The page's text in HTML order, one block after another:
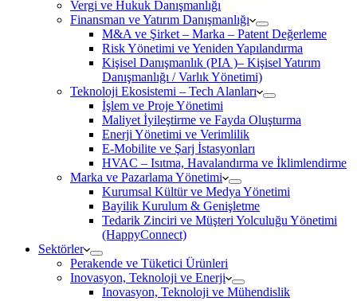
Vergi ve Hukuk Danışmanlığı
Finansman ve Yatırım Danışmanlığı
M&A ve Şirket – Marka – Patent Değerleme
Risk Yönetimi ve Yeniden Yapılandırma
Kişisel Danışmanlık (PIA )– Kişisel Yatırım
Danışmanlığı / Varlık Yönetimi)
Teknoloji Ekosistemi – Tech Alanları
İşlem ve Proje Yönetimi
Maliyet İyileştirme ve Fayda Oluşturma
Enerji Yönetimi ve Verimlilik
E-Mobilite ve Şarj İstasyonları
HVAC – Isıtma, Havalandırma ve İklimlendirme
Marka ve Pazarlama Yönetimi
Kurumsal Kültür ve Medya Yönetimi
Bayilik Kurulum & Genişletme
Tedarik Zinciri ve Müşteri Yolculuğu Yönetimi
(HappyConnect)
Sektörler
Perakende ve Tüketici Ürünleri
Inovasyon, Teknoloji ve Enerji
Inovasyon, Teknoloji ve Mühendislik